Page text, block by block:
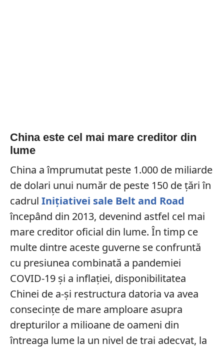
China este cel mai mare creditor din
lume
China a împrumutat peste 1.000 de miliarde
de dolari unui număr de peste 150 de țări în
cadrul Inițiativei sale Belt and Road
începând din 2013, devenind astfel cel mai
mare creditor oficial din lume. În timp ce
multe dintre aceste guverne se confruntă
cu presiunea combinată a pandemiei
COVID-19 și a inflației, disponibilitatea
Chinei de a-și restructura datoria va avea
consecințe de mare amploare asupra
drepturilor a milioane de oameni din
întreaga lume la un nivel de trai adecvat, la